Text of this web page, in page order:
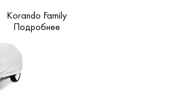
Korando Family
Подробнее